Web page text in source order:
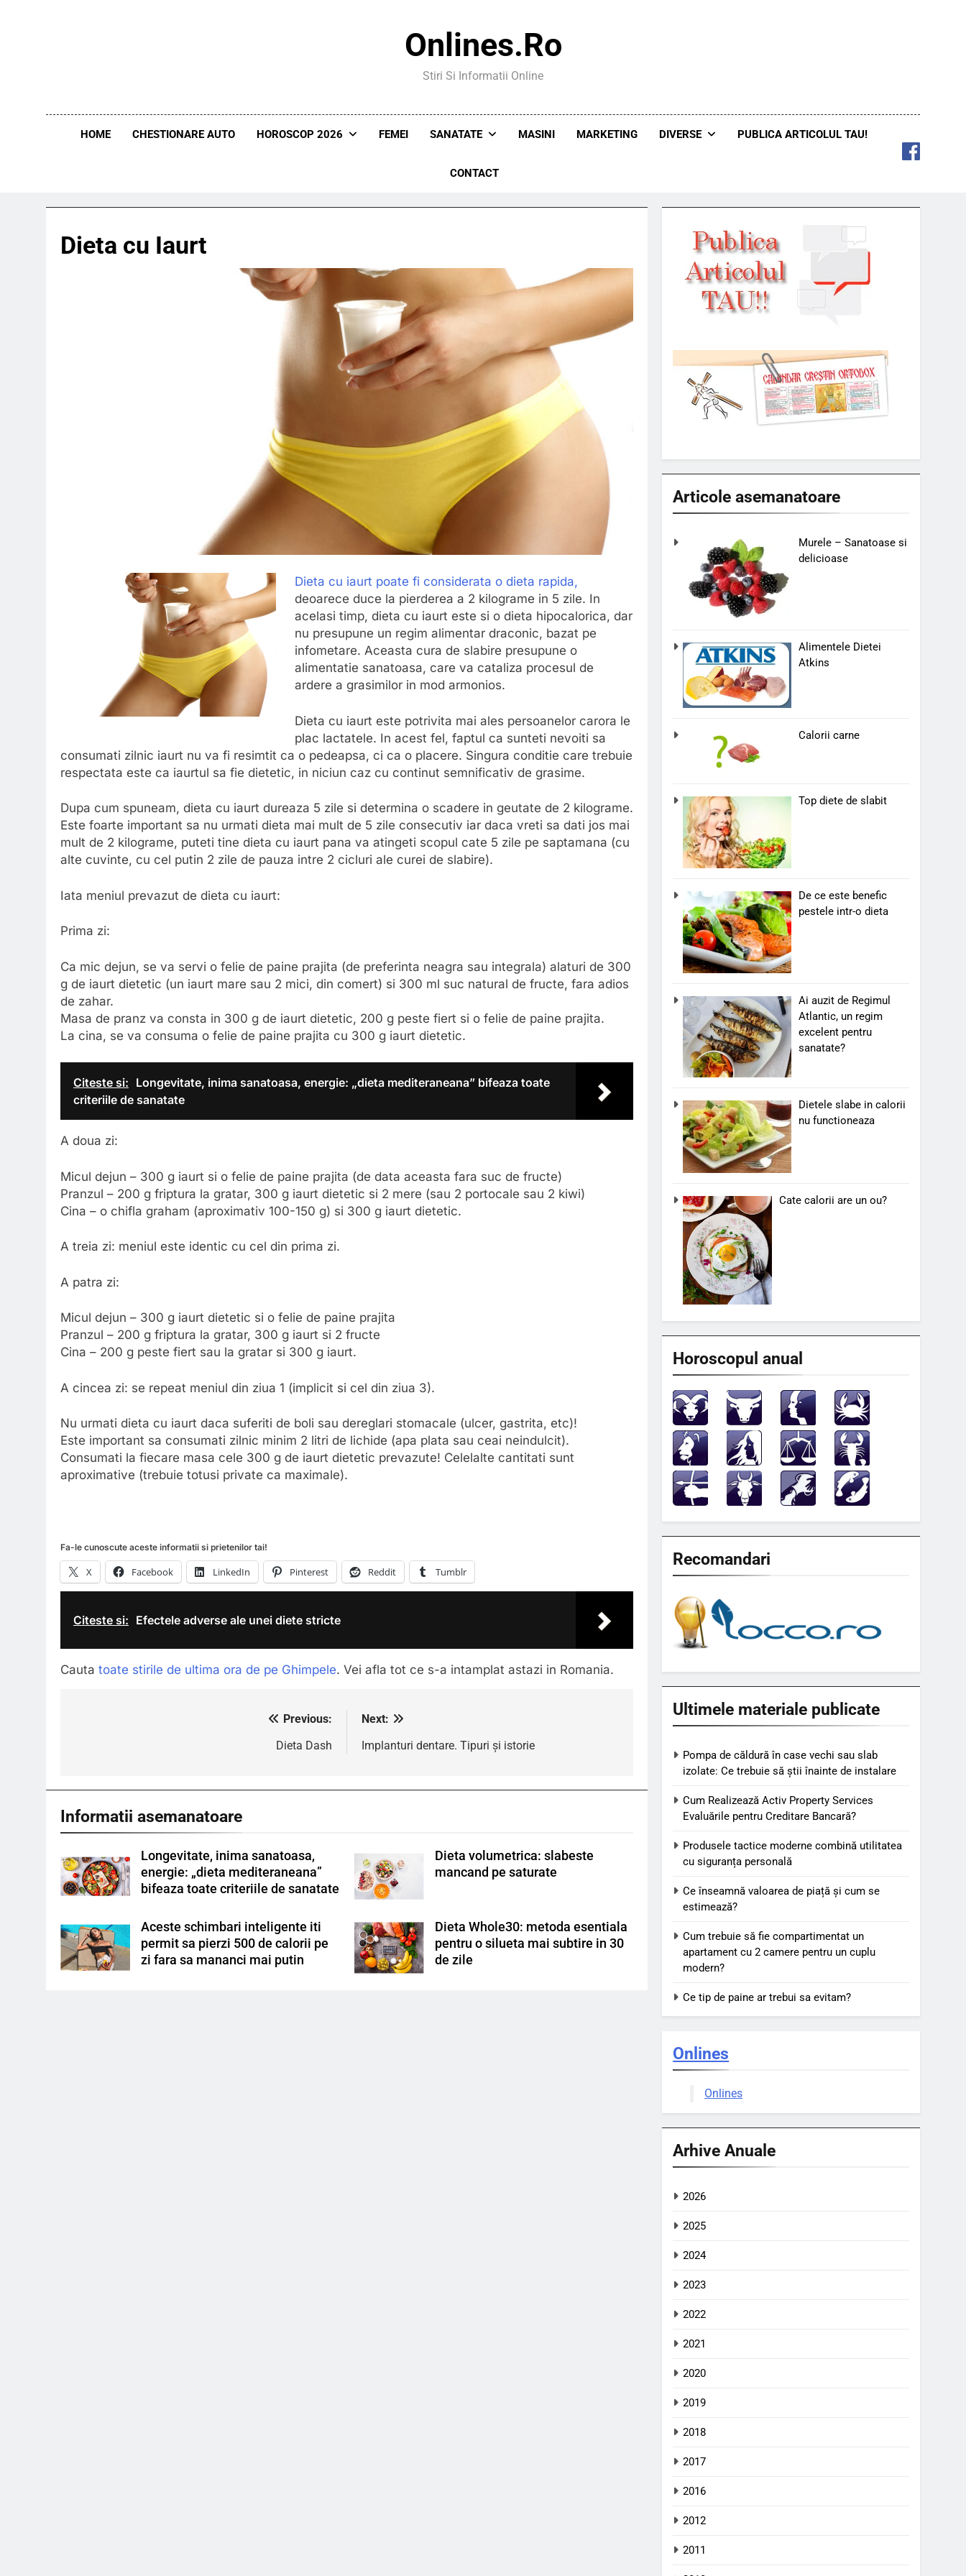
Onlines.ro
Stiri Si Informatii Online
HOME CHESTIONARE AUTO HOROSCOP 2026 FEMEI SANATATE MASINI MARKETING DIVERSE PUBLICA ARTICOLUL TAU!
CONTACT
Dieta cu Iaurt
Dieta cu iaurt poate fi considerata o dieta rapida,
deoarece duce la pierderea a 2 kilograme in 5 zile. In
acelasi timp, dieta cu iaurt este si o dieta hipocalorica, dar
nu presupune un regim alimentar draconic, bazat pe
infometare. Aceasta cura de slabire presupune o
alimentatie sanatoasa, care va cataliza procesul de
ardere a grasimilor in mod armonios.
Dieta cu iaurt este potrivita mai ales persoanelor carora le
plac lactatele. In acest fel, faptul ca sunteti nevoiti sa
consumati zilnic iaurt nu va fi resimtit ca o pedeapsa, ci ca o placere. Singura conditie care trebuie
respectata este ca iaurtul sa fie dietetic, in niciun caz cu continut semnificativ de grasime.
Dupa cum spuneam, dieta cu iaurt dureaza 5 zile si determina o scadere in geutate de 2 kilograme.
Este foarte important sa nu urmati dieta mai mult de 5 zile consecutiv iar daca vreti sa dati jos mai
mult de 2 kilograme, puteti tine dieta cu iaurt pana va atingeti scopul cate 5 zile pe saptamana (cu
alte cuvinte, cu cel putin 2 zile de pauza intre 2 cicluri ale curei de slabire).
Iata meniul prevazut de dieta cu iaurt:
Prima zi:
Ca mic dejun, se va servi o felie de paine prajita (de preferinta neagra sau integrala) alaturi de 300
g de iaurt dietetic (un iaurt mare sau 2 mici, din comert) si 300 ml suc natural de fructe, fara adios
de zahar.
Masa de pranz va consta in 300 g de iaurt dietetic, 200 g peste fiert si o felie de paine prajita.
La cina, se va consuma o felie de paine prajita cu 300 g iaurt dietetic.
Citeste si: Longevitate, inima sanatoasa, energie: „dieta mediteraneana” bifeaza toate
criteriile de sanatate
A doua zi:
Micul dejun – 300 g iaurt si o felie de paine prajita (de data aceasta fara suc de fructe)
Pranzul – 200 g friptura la gratar, 300 g iaurt dietetic si 2 mere (sau 2 portocale sau 2 kiwi)
Cina – o chifla graham (aproximativ 100-150 g) si 300 g iaurt dietetic.
A treia zi: meniul este identic cu cel din prima zi.
A patra zi:
Micul dejun – 300 g iaurt dietetic si o felie de paine prajita
Pranzul – 200 g friptura la gratar, 300 g iaurt si 2 fructe
Cina – 200 g peste fiert sau la gratar si 300 g iaurt.
A cincea zi: se repeat meniul din ziua 1 (implicit si cel din ziua 3).
Nu urmati dieta cu iaurt daca suferiti de boli sau dereglari stomacale (ulcer, gastrita, etc)!
Este important sa consumati zilnic minim 2 litri de lichide (apa plata sau ceai neindulcit).
Consumati la fiecare masa cele 300 g de iaurt dietetic prevazute! Celelalte cantitati sunt
aproximative (trebuie totusi private ca maximale).
Fa-le cunoscute aceste informatii si prietenilor tai!
X Facebook LinkedIn Pinterest Reddit Tumblr
Citeste si: Efectele adverse ale unei diete stricte
Cauta toate stirile de ultima ora de pe Ghimpele. Vei afla tot ce s-a intamplat astazi in Romania.
Previous:
Dieta Dash
Next:
Implanturi dentare. Tipuri și istorie
Informatii asemanatoare
Longevitate, inima sanatoasa,
energie: „dieta mediteraneana”
bifeaza toate criteriile de sanatate
Dieta volumetrica: slabeste
mancand pe saturate
Aceste schimbari inteligente iti
permit sa pierzi 500 de calorii pe
zi fara sa mananci mai putin
Dieta Whole30: metoda esentiala
pentru o silueta mai subtire in 30
de zile
Articole asemanatoare
Murele – Sanatoase si
delicioase
Alimentele Dietei
Atkins
Calorii carne
Top diete de slabit
De ce este benefic
pestele intr-o dieta
Ai auzit de Regimul
Atlantic, un regim
excelent pentru
sanatate?
Dietele slabe in calorii
nu functioneaza
Cate calorii are un ou?
Horoscopul anual
Recomandari
Ultimele materiale publicate
Pompa de căldură în case vechi sau slab
izolate: Ce trebuie să știi înainte de instalare
Cum Realizează Activ Property Services
Evaluările pentru Creditare Bancară?
Produsele tactice moderne combină utilitatea
cu siguranța personală
Ce înseamnă valoarea de piață și cum se
estimează?
Cum trebuie să fie compartimentat un
apartament cu 2 camere pentru un cuplu
modern?
Ce tip de paine ar trebui sa evitam?
Onlines
Onlines
Arhive Anuale
2026
2025
2024
2023
2022
2021
2020
2019
2018
2017
2016
2012
2011